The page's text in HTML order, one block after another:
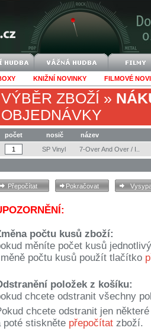
KNIŽNÍ NOVINKY FILMOVÉ
VÝBĚR ZBOŽÍ »
OBJEDNÁVKY
počet nosič
název
SP Vinyl
7-Over And Over / I..
počtu kusů zboží:
měníte počet kusů
počtu kusů použít tlačítko
položek z košíku:
chcete odstranit všechny
chcete odstranit jen
poté stiskněte přepočítat zboží.